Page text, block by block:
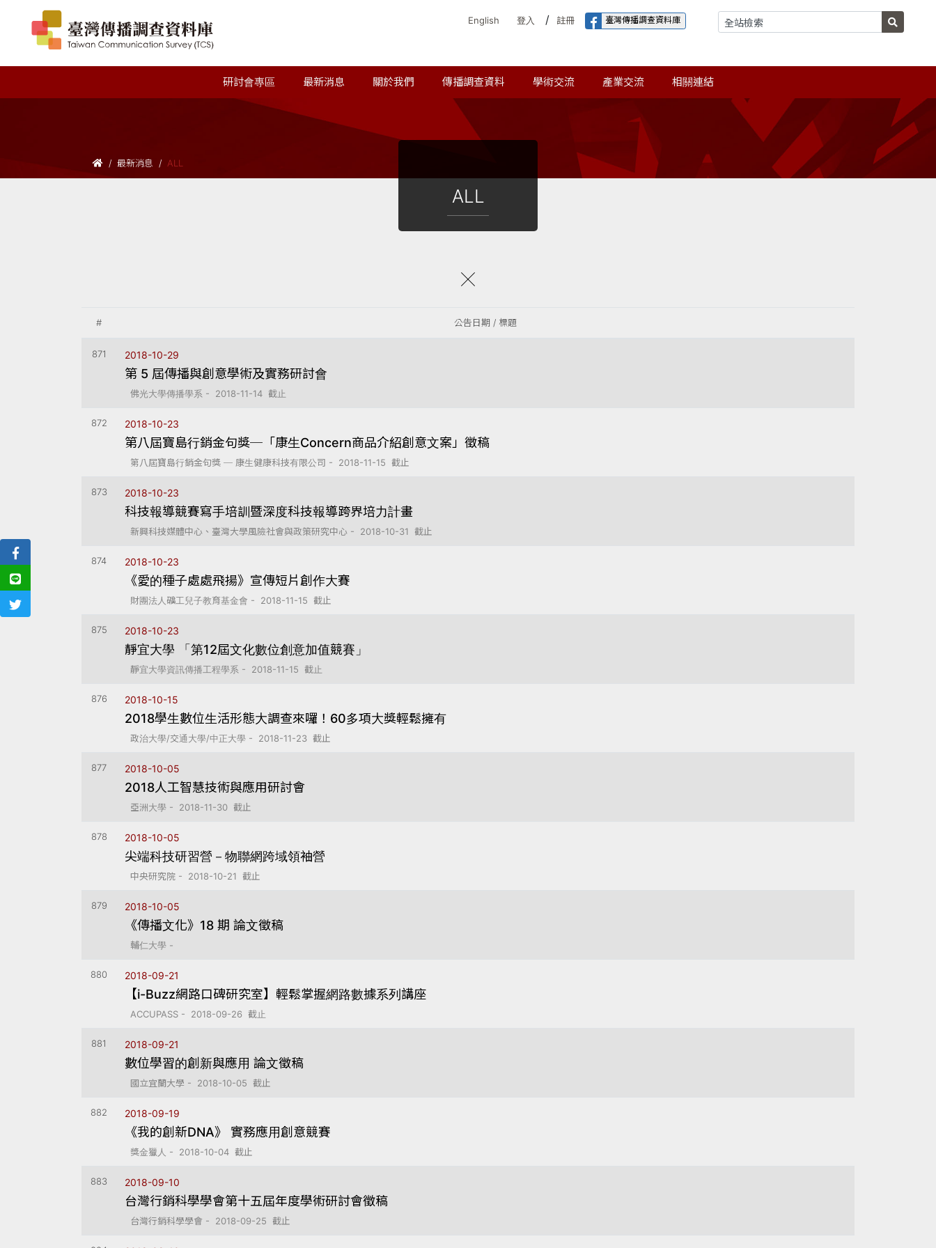
English 登入 / 註冊 臺灣傳播調查資料庫
研討會專區 最新消息 關於我們 傳播調查資料 學術交流 產業交流 相關連結
最新消息 ALL
ALL
# 公告日期 / 標題
871 2018-10-29
第 5 屆傳播與創意學術及實務研討會
佛光大學傳播學系 - 2018-11-14 截止
872 2018-10-23
第八屆寶島行銷金句獎─「康生Concern商品介紹創意文案」徵稿
第八屆寶島行銷金句獎 ─ 康生健康科技有限公司 - 2018-11-15 截止
873 2018-10-23
科技報導競賽寫手培訓暨深度科技報導跨界培力計畫
新興科技媒體中心、臺灣大學風險社會與政策研究中心 - 2018-10-31 截止
874 2018-10-23
《愛的種子處處飛揚》宣傳短片創作大賽
財團法人礦工兒子教育基金會 - 2018-11-15 截止
875 2018-10-23
靜宜大學 「第12屆文化數位創意加值競賽」
靜宜大學資訊傳播工程學系 - 2018-11-15 截止
876 2018-10-15
2018學生數位生活形態大調查來囉！60多項大獎輕鬆擁有
政治大學/交通大學/中正大學 - 2018-11-23 截止
877 2018-10-05
2018人工智慧技術與應用研討會
亞洲大學 - 2018-11-30 截止
878 2018-10-05
尖端科技研習營－物聯網跨域領袖營
中央研究院 - 2018-10-21 截止
879 2018-10-05
《傳播文化》18 期 論文徵稿
輔仁大學 -
880 2018-09-21
【i-Buzz網路口碑研究室】輕鬆掌握網路數據系列講座
ACCUPASS - 2018-09-26 截止
881 2018-09-21
數位學習的創新與應用 論文徵稿
國立宜蘭大學 - 2018-10-05 截止
882 2018-09-19
《我的創新DNA》 實務應用創意競賽
獎金獵人 - 2018-10-04 截止
883 2018-09-10
台灣行銷科學學會第十五屆年度學術研討會徵稿
台灣行銷科學學會 - 2018-09-25 截止